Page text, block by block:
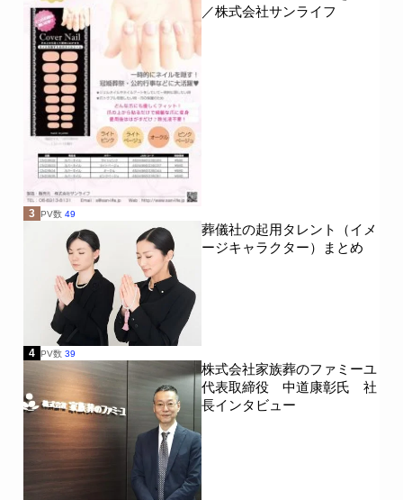
／株式会社サンライフ
3 PV数 49
葬儀社の起用タレント（イメ
ージキャラクター）まとめ
4 PV数 39
株式会社家族葬のファミーユ
代表取締役 中道康彰氏 社
長インタビュー